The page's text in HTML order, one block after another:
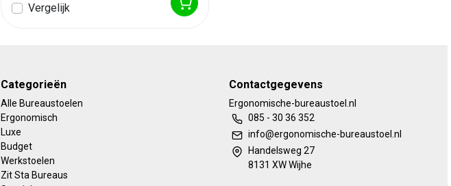
Vergelijk
Categorieën
Alle Bureaustoelen
Ergonomisch
Luxe
Budget
Werkstoelen
Zit Sta Bureaus
Contactgegevens
Ergonomische-bureaustoel.nl
085 - 30 36 352
info@ergonomische-bureaustoel.nl
Handelsweg 27
8131 XW Wijhe